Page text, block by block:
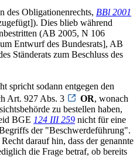
des Obligationenrechts, BBl 2001
Dies blieb während
(AB 2005, N 106
Entwurf des Bundesrats], AB
Ständerats zum Beschluss des
spricht sodann entgegen den
Art. 927 Abs. 3
OR, wonach
zu bestellen haben,
BGE 124 III 259 nicht für eine
der "Beschwerdeführung".
darauf hin, dass der genannte
die Frage betraf, ob bereits